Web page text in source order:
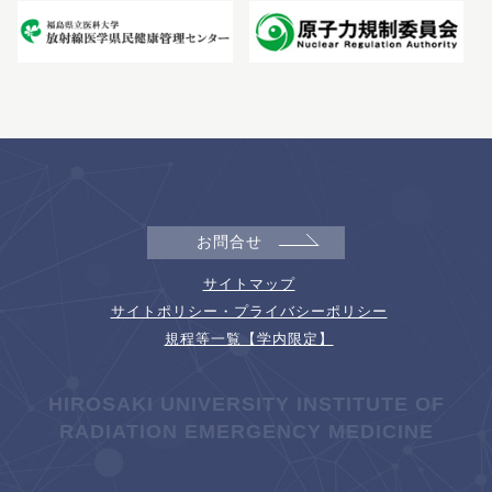
お問合せ
サイトマップ
サイトポリシー・プライバシーポリシー
規程等一覧【学内限定】
HIROSAKI UNIVERSITY INSTITUTE OF
RADIATION EMERGENCY MEDICINE